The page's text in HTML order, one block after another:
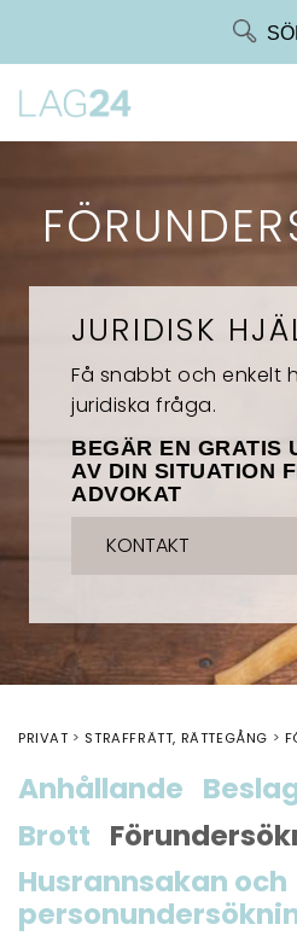
JURIDISK
Få snabbt och enkelt
juridiska fråga.
BEGÄR EN GRATIS
AV DIN SITUATION
ADVOKAT
KONTAKT
PRIVAT STRAFFRÄTT, RÄTTEGÅNG
Anhållande
Brott
Husrannsakan och